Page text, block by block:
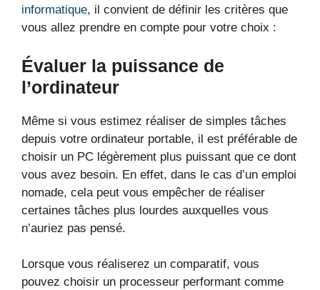
informatique, il convient de définir les critères que
vous allez prendre en compte pour votre choix :
Évaluer la puissance de
l’ordinateur
Même si vous estimez réaliser de simples tâches
depuis votre ordinateur portable, il est préférable de
choisir un PC légèrement plus puissant que ce dont
vous avez besoin. En effet, dans le cas d’un emploi
nomade, cela peut vous empêcher de réaliser
certaines tâches plus lourdes auxquelles vous
n’auriez pas pensé.
Lorsque vous réaliserez un comparatif, vous
pouvez choisir un processeur performant comme